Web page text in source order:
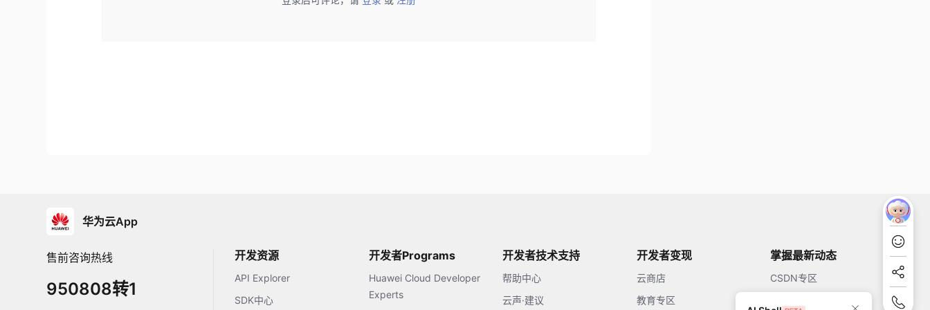
华为云App
售前咨询热线
950808转1
开发资源
API Explorer
SDK中心
开发者Programs
Huawei Cloud Developer
Experts
开发者技术支持
帮助中心
云声·建议
开发者变现
云商店
教育专区
掌握最新动态
CSDN专区